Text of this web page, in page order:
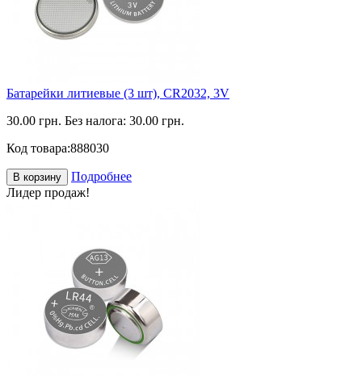
Батарейки литиевые (3 шт), CR2032, 3V
30.00 грн. Без налога: 30.00 грн.
Код товара:888030
В корзину
Подробнее
Лидер продаж!